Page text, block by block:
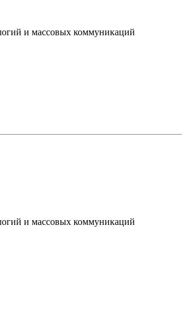
и массовых коммуникаций
и массовых коммуникаций